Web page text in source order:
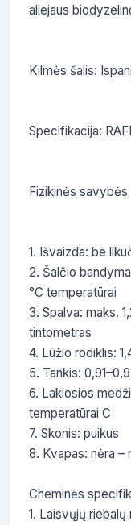
aliejaus
Kilmės šalis:
Specifikacija:
Fizikinės savybės
1. Išvaizda: be
2. Šalčio
°C temperatūrai
3. Spalva: maks.
tintometras
4. Lūžio rodiklis:
5. Tankis:
6. Lakiosios
temperatūrai C
7. Skonis: puikus
8. Kvapas: nėra –
Cheminės
1. Laisvųjų riebalų